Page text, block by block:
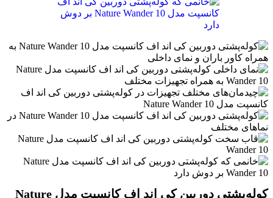
کوله‌پشتی دوربین کی اند اف کانسپت مدل Nature